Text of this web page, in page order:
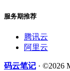
服务期推荐
腾讯云
阿里云
码云笔记 · ©2026